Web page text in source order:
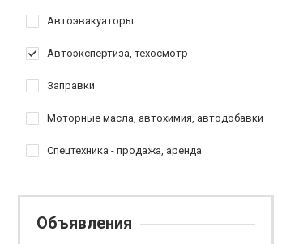
Автоэвакуаторы
Автоэкспертиза, техосмотр
Заправки
Моторные масла, автохимия, автодобавки
Спецтехника - продажа, аренда
Объявления